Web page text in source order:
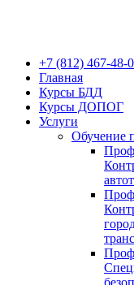
+7 (812) 467-48-
Главная
Курсы БДД
Курсы ДОПОГ
Услуги
Обучение